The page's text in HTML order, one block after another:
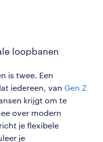
loopbanen
is twee. Een
iedereen, van Gen Z
krijgt om te
over modern
je flexibele
je